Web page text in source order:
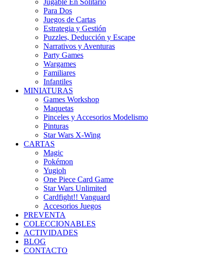
Jugable En Solitario
Para Dos
Juegos de Cartas
Estrategia y Gestión
Puzzles, Deducción y Escape
Narrativos y Aventuras
Party Games
Wargames
Familiares
Infantiles
MINIATURAS
Games Workshop
Maquetas
Pinceles y Accesorios Modelismo
Pinturas
Star Wars X-Wing
CARTAS
Magic
Pokémon
Yugioh
One Piece Card Game
Star Wars Unlimited
Cardfight!! Vanguard
Accesorios Juegos
PREVENTA
COLECCIONABLES
ACTIVIDADES
BLOG
CONTACTO